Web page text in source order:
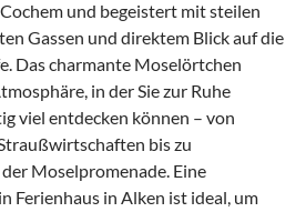
und begeistert mit steilen
Gassen und direktem Blick auf die
Das charmante Moselörtchen
in der Sie zur Ruhe
viel entdecken können – von
bis zu
Moselpromenade. Eine
Ferienhaus in Alken ist ideal, um